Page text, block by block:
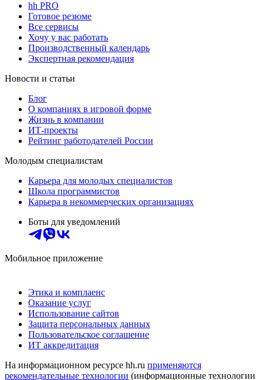
hh PRO
Готовое резюме
Все сервисы
Хочу у вас работать
Производственный календарь
Экспертная рекомендация
Новости и статьи
Блог
О компаниях в игровой форме
Жизнь в компании
ИТ-проекты
Рейтинг работодателей России
Молодым специалистам
Карьера для молодых специалистов
Школа программистов
Карьера в некоммерческих организациях
Боты для уведомлений
Мобильное приложение
Этика и комплаенс
Оказание услуг
Использование сайтов
Защита персональных данных
Пользовательское соглашение
ИТ аккредитация
На информационном ресурсе hh.ru применяются
рекомендательные технологии (информационные технологии